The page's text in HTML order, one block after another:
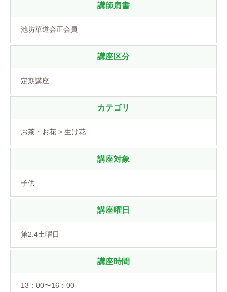
講師肩書
池坊華道会正会員
講座区分
定期講座
カテゴリ
お茶・お花 > 生け花
講座対象
子供
講座曜日
第2.4土曜日
講座時間
13：00〜16：00